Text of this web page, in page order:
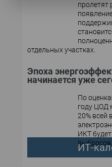
пролетят
отдельных участках.
Эпоха
начинается уже
По
году ЦОД
20%
ИКТ
ИТ-